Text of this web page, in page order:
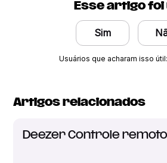
Esse artigo foi
Sim
Usuários que acharam isso
Artigos relacionados
Deezer Controle remoto